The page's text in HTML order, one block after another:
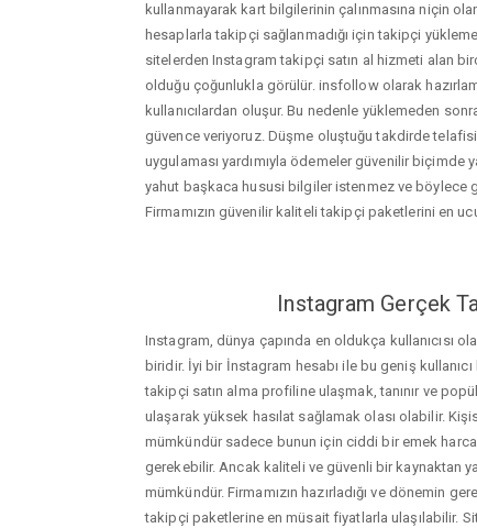
kullanmayarak kart bilgilerinin çalınmasına niçin
hesaplarla takipçi sağlanmadığı için takipçi
sitelerden Instagram takipçi satın al hizmeti alan
olduğu çoğunlukla görülür. insfollow olarak
kullanıcılardan oluşur. Bu nedenle yüklemeden
güvence veriyoruz. Düşme oluştuğu takdirde telafisi
uygulaması yardımıyla ödemeler güvenilir biçimde
yahut başkaca hususi bilgiler istenmez ve böylece
Firmamızın güvenilir kaliteli takipçi paketlerini en
Instagram Gerçek
Instagram, dünya çapında en oldukça kullanıcısı
biridir. İyi bir İnstagram hesabı ile bu geniş
takipçi satın alma profiline ulaşmak, tanınır ve
ulaşarak yüksek hasılat sağlamak olası olabilir.
mümkündür sadece bunun için ciddi bir emek
gerekebilir. Ancak kaliteli ve güvenli bir kaynaktan
mümkündür. Firmamızın hazırladığı ve dönemin
takipçi paketlerine en müsait fiyatlarla ulaşılabilir.